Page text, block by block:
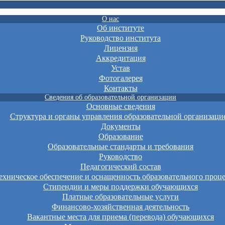
О нас
Об институте
Руководство института
Лицензия
Аккредитация
Устав
Фотогалерея
Контакты
Сведения об образовательной организации
Основные сведения
Структура и органы управления образовательной
Документы
Образование
Образовательные стандарты и требования
Руководство
Педагогический состав
обеспечение и оснащенность образовательного
Стипендии и меры поддержки обучающихся
Платные образовательные услуги
Финансово-хозяйственная деятельность
Вакантные места для приема (перевода) обучающихся